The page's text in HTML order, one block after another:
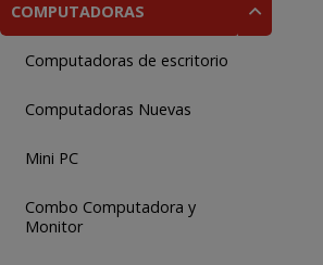
COMPUTADORAS
Computadoras de escritorio
Computadoras Nuevas
Mini PC
Combo Computadora y
Monitor